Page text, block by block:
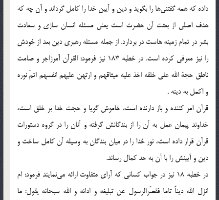
داده كه همه گفتنى‌ها را بگويد و دين و آيين خدا را كامل گرداند و آن چه كه
هدف اصلى از بعثت آن حضرت است يعنى مسئله انسان سازى و سعادت
بشر در تمام زمينه هاست در بردارد. از جمله مسئله رهبرى دين بعد از خودش
را نيز معرفى كرده است. در خطبه 183 نيز فرمود: القرآن آمرزاجر و صامت
ناطق حجة الله على خلقه اخذ عليه ميثاقهم و ارتهن عليهم انفسهم اتمّ نوره
و اكمل به دينه .
قرآن امر كننده و باز دارنده است، خاموش گويا و حجت خدا بر خلق است،
خداوند پيمان عمل به آن را از بندگانش گرفته و آنان را در گروه دستورات
قرآن قرار داده است، نور خدا را در ميان بندگان به وسيله آن كامل ساخت و
دين و آيينش را با آن به حد كمال رساند.
در خطبه 18 نيز در جواب كسانى كه آراى متفاوت ارائه مى‌نمايند فرمود: ام
انزل الله ديناً تاما فقصّرالرسول عن تبليغه و ادائه و الله سبحانه يقول: ما